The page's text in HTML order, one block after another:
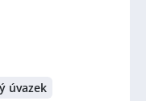
úvazek